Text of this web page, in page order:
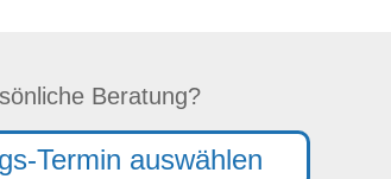
Termin auswählen
Beratung?